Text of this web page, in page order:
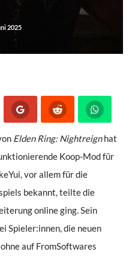
2025
Elden Ring: Nightreignhat
Koop-Mod für
vor allem für die
bekannt, teilte die
online ging. Sein
Spieler:innen, die neuen
auf FromSoftwares